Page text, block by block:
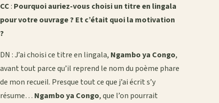
CC : Pourquoi auriez-vous choisi un titre en lingala
pour votre ouvrage ? Et c’était quoi la motivation
?
DN : J’ai choisi ce titre en lingala, Ngambo ya Congo,
avant tout parce qu’il reprend le nom du poème phare
de mon recueil. Presque tout ce que j’ai écrit s’y
résume… Ngambo ya Congo, que l’on pourrait